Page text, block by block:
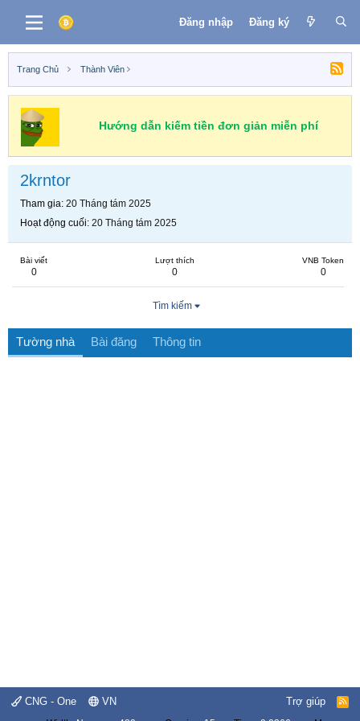
Đăng nhập Đăng ký
Trang Chủ Thành Viên
Hướng dẫn kiếm tiền đơn giản miễn phí
2krntor
Tham gia 20 Tháng tám 2025
Hoạt động cuối 20 Tháng tám 2025
Bài viết
0
Lượt thích
0
VNB Token
0
Tìm kiếm
Tường nhà Bài đăng Thông tin
CNG - One VN Trợ giúp
R